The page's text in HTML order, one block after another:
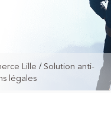
Lille / Solution anti-
légales